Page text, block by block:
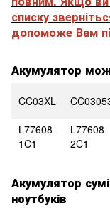
списку
допоможе Вам
Акумулятор
CC03XL
L77608-
1C1
L77608-
2C1
Акумулятор
ноутбуків